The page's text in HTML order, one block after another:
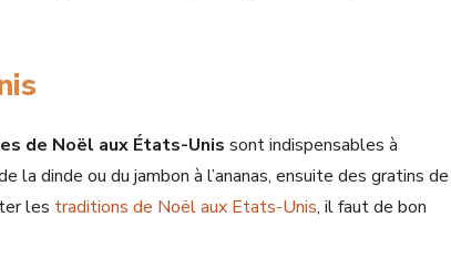
de Noël aux États-Unis sont indispensables à
la dinde ou du jambon à l’ananas, ensuite des gratins de
les traditions de Noël aux Etats-Unis, il faut de bon